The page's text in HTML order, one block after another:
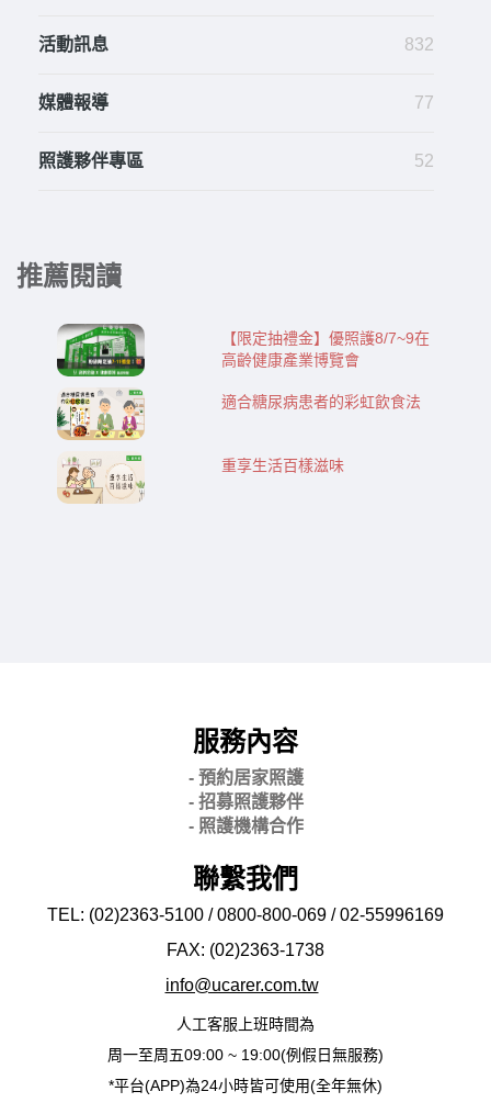
活動訊息 832
媒體報導 77
照護夥伴專區 52
推薦閱讀
【限定抽禮金】優照護8/7~9在
高齡健康產業博覽會
適合糖尿病患者的彩虹飲食法
重享生活百樣滋味
服務內容
- 預約居家照護
- 招募照護夥伴
- 照護機構合作
聯繫我們
TEL: (02)2363-5100 / 0800-800-069 / 02-55996169
FAX: (02)2363-1738
info@ucarer.com.tw
人工客服上班時間為
周一至周五09:00 ~ 19:00(例假日無服務)
*平台(APP)為24小時皆可使用(全年無休)